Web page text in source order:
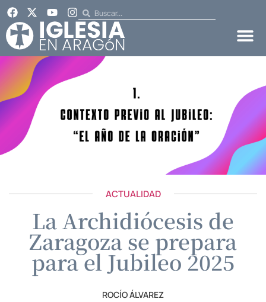
ACTUALIDAD
La Archidiócesis de
Zaragoza se prepara
para el Jubileo 2025
ROCÍO ÁLVAREZ